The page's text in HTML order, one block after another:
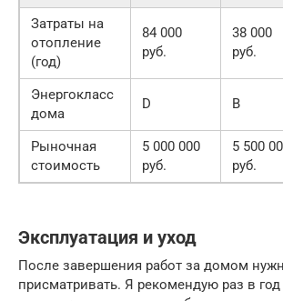
Затраты на
отопление
(год)
84 000
руб.
38 000
руб.
Энергокласс
дома
D B
Рыночная
стоимость
5 000 000
руб.
5 500
руб.
Эксплуатация и уход
После завершения работ за домом
присматривать. Я рекомендую раз в год